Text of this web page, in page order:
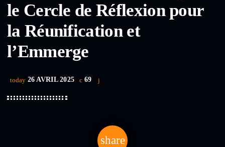
le Cercle de Réflexion pour
la Réunification et
l’Emmerge
today 26 AVRIL 2025 69
share
email